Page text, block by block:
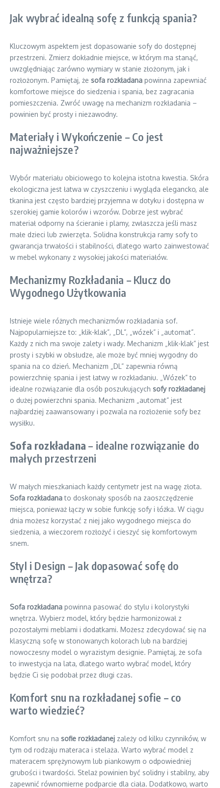
Jak wybrać idealną sofę z funkcją spania?
Kluczowym aspektem jest dopasowanie sofy do dostępnej
przestrzeni. Zmierz dokładnie miejsce, w którym ma stanąć,
uwzględniając zarówno wymiary w stanie złożonym, jak i
rozłożonym. Pamiętaj, że sofa rozkładana powinna zapewniać
komfortowe miejsce do siedzenia i spania, bez zagracania
pomieszczenia. Zwróć uwagę na mechanizm rozkładania –
powinien być prosty i niezawodny.
Materiały i Wykończenie – Co jest
najważniejsze?
Wybór materiału obiciowego to kolejna istotna kwestia. Skóra
ekologiczna jest łatwa w czyszczeniu i wygląda elegancko, ale
tkanina jest często bardziej przyjemna w dotyku i dostępna w
szerokiej gamie kolorów i wzorów. Dobrze jest wybrać
materiał odporny na ścieranie i plamy, zwłaszcza jeśli masz
małe dzieci lub zwierzęta. Solidna konstrukcja ramy sofy to
gwarancja trwałości i stabilności, dlatego warto zainwestować
w mebel wykonany z wysokiej jakości materiałów.
Mechanizmy Rozkładania – Klucz do
Wygodnego Użytkowania
Istnieje wiele różnych mechanizmów rozkładania sof.
Najpopularniejsze to: „klik-klak”, „DL”, „wózek” i „automat”.
Każdy z nich ma swoje zalety i wady. Mechanizm „klik-klak” jest
prosty i szybki w obsłudze, ale może być mniej wygodny do
spania na co dzień. Mechanizm „DL” zapewnia równą
powierzchnię spania i jest łatwy w rozkładaniu. „Wózek” to
idealne rozwiązanie dla osób poszukujących sofy rozkładanej
o dużej powierzchni spania. Mechanizm „automat” jest
najbardziej zaawansowany i pozwala na rozłożenie sofy bez
wysiłku.
Sofa rozkładana – idealne rozwiązanie do
małych przestrzeni
W małych mieszkaniach każdy centymetr jest na wagę złota.
Sofa rozkładanato doskonały sposób na zaoszczędzenie
miejsca, ponieważ łączy w sobie funkcję sofy i łóżka. W ciągu
dnia możesz korzystać z niej jako wygodnego miejsca do
siedzenia, a wieczorem rozłożyć i cieszyć się komfortowym
snem.
Styl i Design – Jak dopasować sofę do
wnętrza?
Sofa rozkładana powinna pasować do stylu i kolorystyki
wnętrza. Wybierz model, który będzie harmonizował z
pozostałymi meblami i dodatkami. Możesz zdecydować się na
klasyczną sofę w stonowanych kolorach lub na bardziej
nowoczesny model o wyrazistym designie. Pamiętaj, że sofa
to inwestycja na lata, dlatego warto wybrać model, który
będzie Ci się podobał przez długi czas.
Komfort snu na rozkładanej sofie – co
warto wiedzieć?
Komfort snu na sofie rozkładanej zależy od kilku czynników, w
tym od rodzaju materaca i stelaża. Warto wybrać model z
materacem sprężynowym lub piankowym o odpowiedniej
grubości i twardości. Stelaż powinien być solidny i stabilny, aby
zapewnić równomierne podparcie dla ciała. Dodatkowo, warto